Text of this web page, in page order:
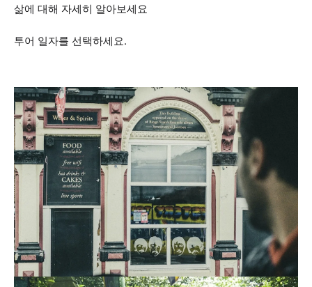
삶에 대해 자세히 알아보세요
투어 일자를 선택하세요.